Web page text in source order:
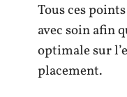
Tous ces
avec soin afin
optimale sur
placement.